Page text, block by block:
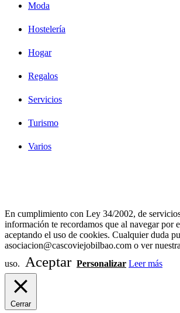
Moda
Hostelería
Hogar
Regalos
Servicios
Turismo
Varios
En cumplimiento con Ley 34/2002, de
información te recordamos que al navegar por
aceptando el uso de cookies. Cualquier duda
asociacion@cascoviejobilbao.com o ver
uso.
Aceptar Personalizar Leer más
Cerrar